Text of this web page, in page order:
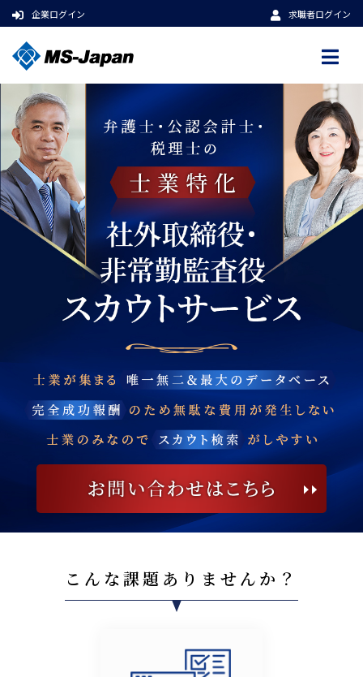
企業ログイン 求職者ログイン
こんな課題ありませんか？